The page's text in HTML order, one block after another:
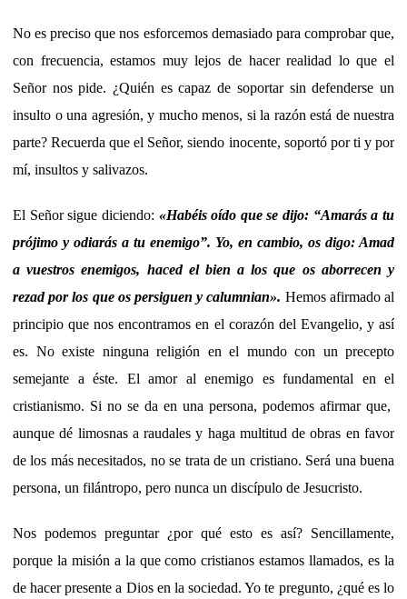
No es preciso que nos esforcemos demasiado para comprobar que,
con frecuencia, estamos muy lejos de hacer realidad lo que el
Señor nos pide. ¿Quién es capaz de soportar sin defenderse un
insulto o una agresión, y mucho menos, si la razón está de nuestra
parte? Recuerda que el Señor, siendo inocente, soportó por ti y por
mí, insultos y salivazos.
El Señor sigue diciendo: «Habéis oído que se dijo: “Amarás a tu
prójimo y odiarás a tu enemigo”. Yo, en cambio, os digo: Amad
a vuestros enemigos, haced el bien a los que os aborrecen y
rezad por los que os persiguen y calumnian». Hemos afirmado al
principio que nos encontramos en el corazón del Evangelio, y así
es. No existe ninguna religión en el mundo con un precepto
semejante a éste. El amor al enemigo es fundamental en el
cristianismo. Si no se da en una persona, podemos afirmar que,
aunque dé limosnas a raudales y haga multitud de obras en favor
de los más necesitados, no se trata de un cristiano. Será una buena
persona, un filántropo, pero nunca un discípulo de Jesucristo.
Nos podemos preguntar ¿por qué esto es así? Sencillamente,
porque la misión a la que como cristianos estamos llamados, es la
de hacer presente a Dios en la sociedad. Yo te pregunto, ¿qué es lo